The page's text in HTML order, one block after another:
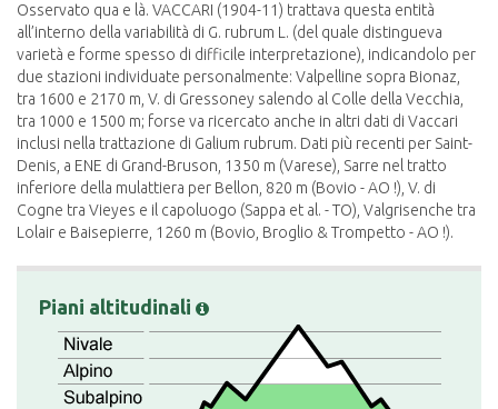
Osservato qua e là. VACCARI (1904-11) trattava questa entità
all’interno della variabilità di G. rubrum L. (del quale distingueva
varietà e forme spesso di difficile interpretazione), indicandolo per
due stazioni individuate personalmente: Valpelline sopra Bionaz,
tra 1600 e 2170 m, V. di Gressoney salendo al Colle della Vecchia,
tra 1000 e 1500 m; forse va ricercato anche in altri dati di Vaccari
inclusi nella trattazione di Galium rubrum. Dati più recenti per Saint-
Denis, a ENE di Grand-Bruson, 1350 m (Varese), Sarre nel tratto
inferiore della mulattiera per Bellon, 820 m (Bovio - AO !), V. di
Cogne tra Vieyes e il capoluogo (Sappa et al. - TO), Valgrisenche tra
Lolair e Baisepierre, 1260 m (Bovio, Broglio & Trompetto - AO !).
Piani altitudinali